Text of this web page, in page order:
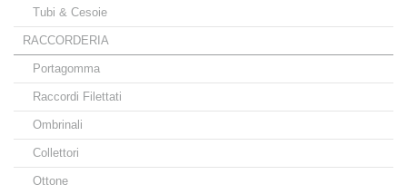
Tubi & Cesoie
RACCORDERIA
Portagomma
Raccordi Filettati
Ombrinali
Collettori
Ottone